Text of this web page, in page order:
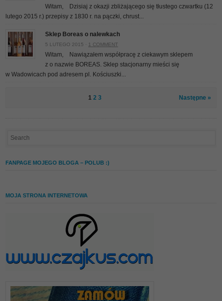
Witam, Dzisiaj z okazji zbliżającego się tłustego czwartku (12
lutego 2015 r.) przepisy z 1830 r. na pączki, chrust...
Sklep Boreas o nalewkach
5 LUTEGO 2015 · 1 COMMENT
Witam, Nawiązałem współpracę z ciekawym sklepem
z o nazwie BOREAS. Sklep stacjonarny mieści się
w Wadowicach pod adresem pl. Kościuszki...
1 2 3 Następne »
FANPAGE MOJEGO BLOGA – POLUB :)
MOJA STRONA INTERNETOWA